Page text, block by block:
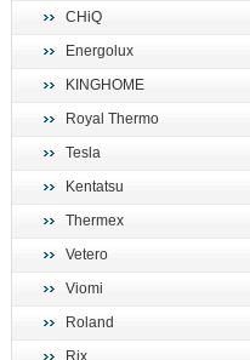
CHiQ
Energolux
KINGHOME
Royal Thermo
Tesla
Kentatsu
Thermex
Vetero
Viomi
Roland
Rix